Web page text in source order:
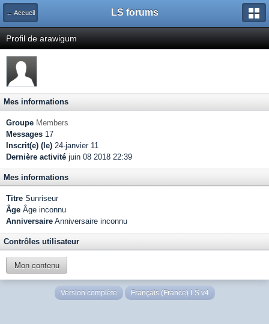
← Accueil LS forums
Profil de arawigum
Mes informations
Groupe Members
Messages 17
Inscrit(e) (le) 24-janvier 11
Dernière activité juin 08 2018 22:39
Mes informations
Titre Sunriseur
Âge Âge inconnu
Anniversaire Anniversaire inconnu
Contrôles utilisateur
Mon contenu
Version complète Français (France) LS v4